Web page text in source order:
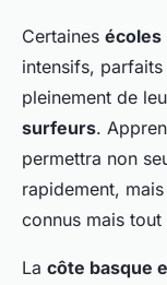
Certaines écoles
intensifs,
pleinement de
surfeurs.
permettra non
rapidement,
connus mais tout
La côte basque